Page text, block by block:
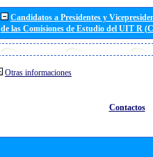
Candidatos a Presidentes y
de las Comisiones de Estudio del UIT R
Otras informaciones
Contactos